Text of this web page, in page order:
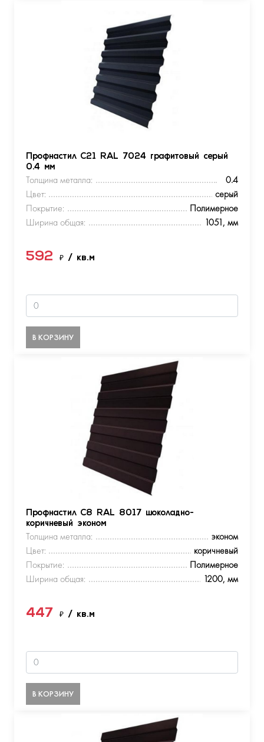
Профнастил С21 RAL 7024 графитовый серый
0.4 мм
Толщина металла:
0.4
Цвет:
серый
Покрытие:
Полимерное
Ширина общая:
1051, мм
592 ₽ / кв.м
В КОРЗИНУ
Профнастил С8 RAL 8017 шоколадно-
коричневый эконом
Толщина металла:
эконом
Цвет:
коричневый
Покрытие:
Полимерное
Ширина общая:
1200, мм
447 ₽ / кв.м
В КОРЗИНУ